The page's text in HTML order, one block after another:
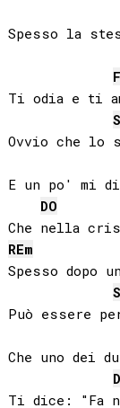
Spesso la
Ti odia e ti
Ovvio che lo
E un po' mi
DO
REm
Spesso dopo
Può essere
Che uno dei
Ti dice: "Fa